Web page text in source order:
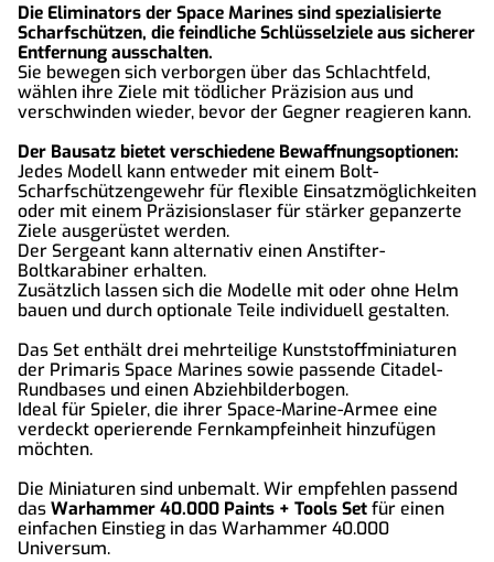
Die Eliminators der Space Marines sind spezialisierte
Scharfschützen, die feindliche Schlüsselziele aus sicherer
Entfernung ausschalten.
Sie bewegen sich verborgen über das Schlachtfeld,
wählen ihre Ziele mit tödlicher Präzision aus und
verschwinden wieder, bevor der Gegner reagieren kann.
Der Bausatz bietet verschiedene Bewaffnungsoptionen:
Jedes Modell kann entweder mit einem Bolt-
Scharfschützengewehr für flexible Einsatzmöglichkeiten
oder mit einem Präzisionslaser für stärker gepanzerte
Ziele ausgerüstet werden.
Der Sergeant kann alternativ einen Anstifter-
Boltkarabiner erhalten.
Zusätzlich lassen sich die Modelle mit oder ohne Helm
bauen und durch optionale Teile individuell gestalten.
Das Set enthält drei mehrteilige Kunststoffminiaturen
der Primaris Space Marines sowie passende Citadel-
Rundbases und einen Abziehbilderbogen.
Ideal für Spieler, die ihrer Space-Marine-Armee eine
verdeckt operierende Fernkampfeinheit hinzufügen
möchten.
Die Miniaturen sind unbemalt. Wir empfehlen passend
dasWarhammer 40.000 Paints + Tools Setfür einen
einfachen Einstieg in das Warhammer 40.000
Universum.